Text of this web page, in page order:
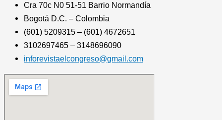
Cra 70c N0 51-51 Barrio Normandía
Bogotá D.C. – Colombia
(601) 5209315 – (601) 4672651
3102697465 – 3148696090
inforevistaelcongreso@gmail.com